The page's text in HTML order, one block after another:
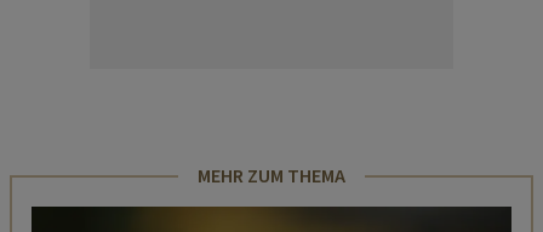
MEHR ZUM THEMA